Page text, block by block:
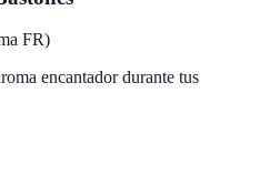
FR)
encantador durante tus